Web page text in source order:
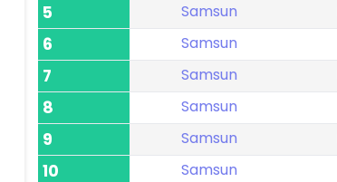
5 Samsun
6 Samsun
7 Samsun
8 Samsun
9 Samsun
10 Samsun